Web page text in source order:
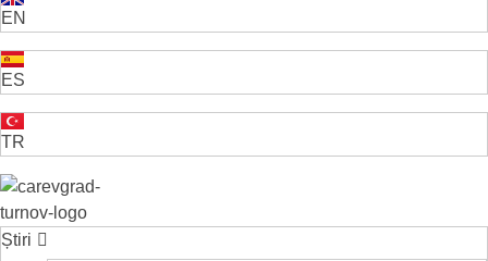
EN
ES
TR
VELIKO TARNOVO - CAPITALA MEDIEVALĂ A BULGARII
Știri